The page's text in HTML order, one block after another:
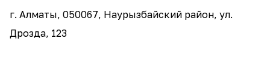
г. Алматы, 050067, Наурызбайский район, ул.
Дрозда, 123